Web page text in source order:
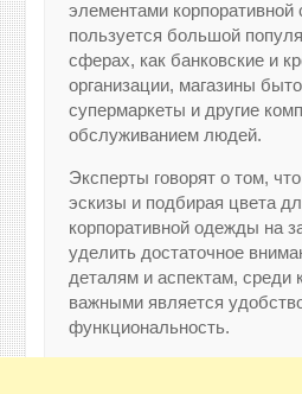
элементами корпоративной
пользуется большой
сферах, как банковские и
организации, магазины
супермаркеты и другие
обслуживанием людей.
Эксперты говорят о том,
эскизы и подбирая цвета
корпоративной одежды на
уделить достаточное
деталям и аспектам,
важными является
функциональность.